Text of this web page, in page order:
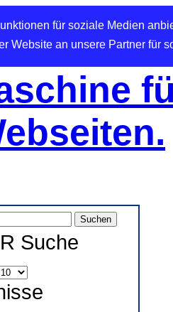
für soziale Medien
an unsere Partner für
Suche